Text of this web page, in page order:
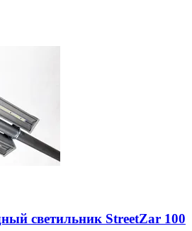
светильник StreetZar 100